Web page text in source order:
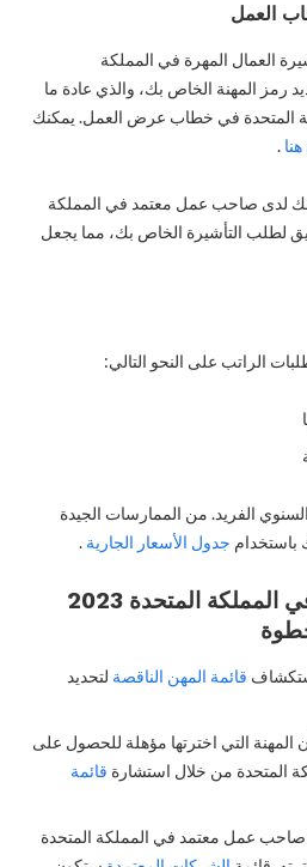
العمل
العمال المهرة في المملكة
رمز المهنة الخاص بك، والذي عادة ما
المتحدة في خطاب عرض العمل. يمكنك
.
لدى صاحب عمل معتمد في المملكة
لطلب التأشيرة الخاص بك، مما يجعل
الراتب على النحو التالي:
الفريد. من الممارسات الجيدة
باستخدام جدول الأسعار الجارية .
تأشيرة العمال المهرة في المملكة المتحدة 2023
قائمة المهن الناقصة لتحديد
المهنة التي اخترتها مؤهلة للحصول على
المتحدة من خلال استشارة قائمة
عمل معتمد في المملكة المتحدة